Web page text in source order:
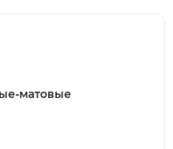
матовые